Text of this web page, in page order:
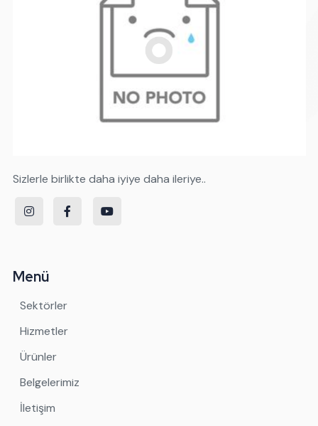
Sizlerle birlikte daha iyiye daha ileriye..
Menü
Sektörler
Hizmetler
Ürünler
Belgelerimiz
İletişim